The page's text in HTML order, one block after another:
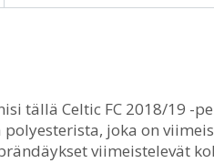
tällä Celtic FC 2018/19 -
joka on
viimeistelevät